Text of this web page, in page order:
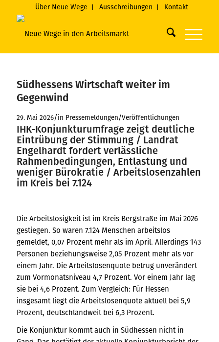
Über Neue Wege Ausschreibungen Kontakt
Südhessens Wirtschaft weiter im
Gegenwind
29. Mai 2026/in Pressemeldungen/Veröffentlichungen
IHK-Konjunkturumfrage zeigt deutliche
Eintrübung der Stimmung / Landrat
Engelhardt fordert verlässliche
Rahmenbedingungen, Entlastung und
weniger Bürokratie / Arbeitslosenzahlen
im Kreis bei 7.124
Die Arbeitslosigkeit ist im Kreis Bergstraße im Mai 2026
gestiegen. So waren 7.124 Menschen arbeitslos
gemeldet, 0,07 Prozent mehr als im April. Allerdings 143
Personen beziehungsweise 2,05 Prozent mehr als vor
einem Jahr. Die Arbeitslosenquote betrug unverändert
zum Vormonatsniveau 4,7 Prozent. Vor einem Jahr lag
sie bei 4,6 Prozent. Zum Vergleich: Für Hessen
insgesamt liegt die Arbeitslosenquote aktuell bei 5,9
Prozent, deutschlandweit bei 6,3 Prozent.
Die Konjunktur kommt auch in Südhessen nicht in